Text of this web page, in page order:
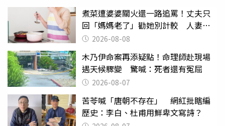
煮菜遭婆婆關火還一路追罵！丈夫只
回「媽媽老了」勸她別計較 人妻超
崩潰：我像台傭
2026-08-08
木乃伊命案再添疑點！命理師赴現場
遇天候驟變 驚喊：死者還有冤屈
2026-08-07
苦苓喊「唐朝不存在」 網紅批瞎編
歷史：李白、杜甫用鮮卑文寫詩？